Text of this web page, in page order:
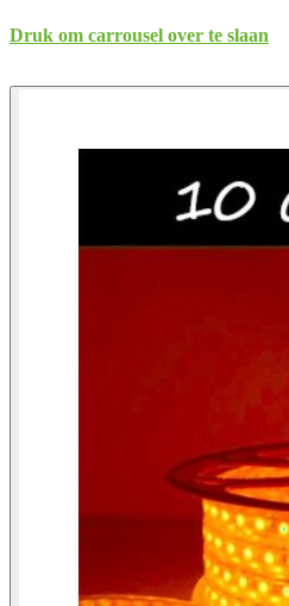
Druk om carrousel over te slaan